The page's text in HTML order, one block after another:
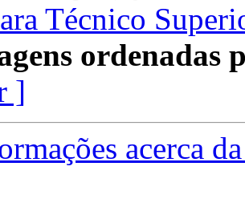
Técnico
ordenadas
]
acerca